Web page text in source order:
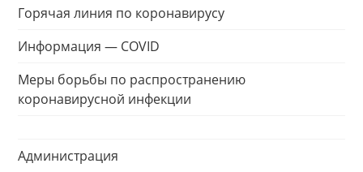
Горячая линия по коронавирусу
Информация — COVID
Меры борьбы по распространению
коронавирусной инфекции
Администрация